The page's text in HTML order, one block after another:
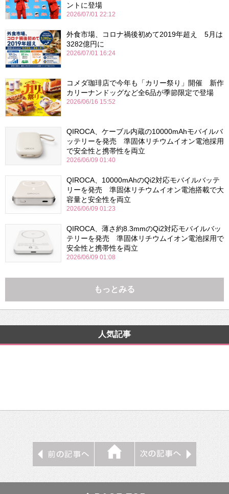
ントに登場
2026/07/01 22:12
外食市場、コロナ禍後初めて2019年超え 5月は
3282億円に
2026/07/01 16:24
コメダ珈琲店で今年も「カリー祭り」開催 新作
カリーナンドッグなど全6品が季節限定で登場
2026/06/16 15:52
QIROCA、ケーブル内蔵の10000mAhモバイルバ
ッテリーを発売 準固体リチウムイオン電池採用
で安全性と携帯性を両立
2026/06/09 01:40
QIROCA、10000mAhのQi2対応モバイルバッテ
リーを発売 準固体リチウムイオン電池搭載で大
容量と安全性を両立
2026/06/09 01:23
QIROCA、薄さ約8.3mmのQi2対応モバイルバッ
テリーを発売 準固体リチウムイオン電池採用で
安全性と携帯性を両立
2026/06/09 01:08
もっとみる
人気記事